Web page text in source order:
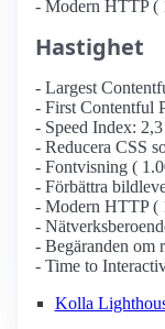
- Modern HTTP (
Hastighet
- Largest
- First Contentful
- Speed Index:
- Reducera CSS
- Fontvisning (
- Förbättra
- Modern HTTP (
-
- Begäranden om
- Time to
Kolla